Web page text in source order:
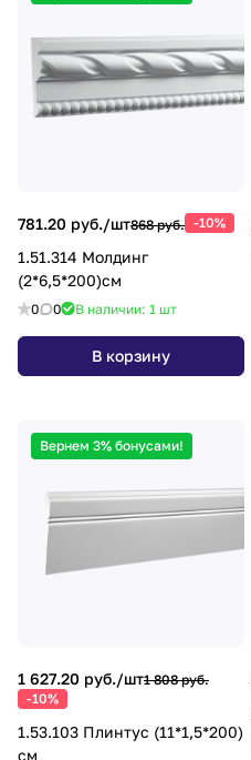
781.20 руб./шт868 руб. -10%
1.51.314 Молдинг
(2*6,5*200)см
0 0 В наличии: 1 шт
В корзину
Вернем 3% бонусами!
1 627.20 руб./шт1 808 руб.
-10%
1.53.103 Плинтус (11*1,5*200)
см